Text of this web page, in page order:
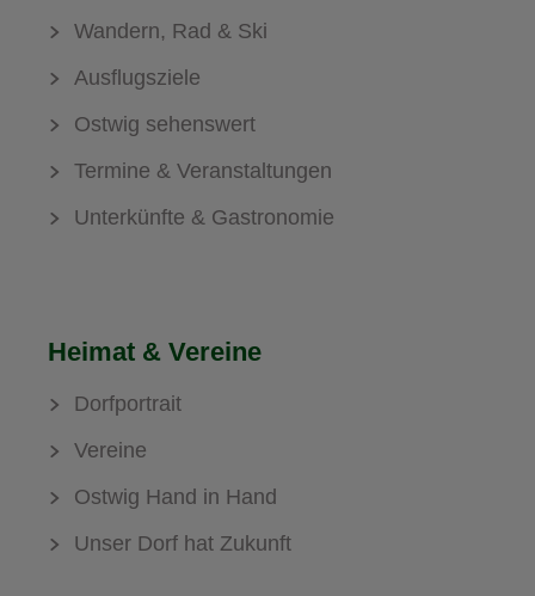
Wandern, Rad & Ski
Ausflugsziele
Ostwig sehenswert
Termine & Veranstaltungen
Unterkünfte & Gastronomie
Heimat & Vereine
Dorfportrait
Vereine
Ostwig Hand in Hand
Unser Dorf hat Zukunft